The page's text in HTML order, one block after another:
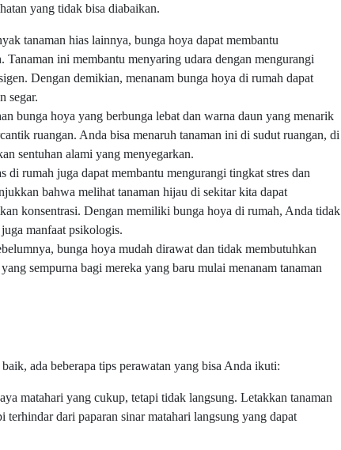
yang tidak bisa diabaikan.
tanaman hias lainnya, bunga hoya dapat membantu
ini membantu menyaring udara dengan mengurangi
Dengan demikian, menanam bunga hoya di rumah dapat
segar.
bunga hoya yang berbunga lebat dan warna daun yang menarik
ruangan. Anda bisa menaruh tanaman ini di sudut ruangan, di
sentuhan alami yang menyegarkan.
di rumah juga dapat membantu mengurangi tingkat stres dan
bahwa melihat tanaman hijau di sekitar kita dapat
konsentrasi. Dengan memiliki bunga hoya di rumah, Anda tidak
manfaat psikologis.
bunga hoya mudah dirawat dan tidak membutuhkan
sempurna bagi mereka yang baru mulai menanam tanaman
ada beberapa tips perawatan yang bisa Anda ikuti:
matahari yang cukup, tetapi tidak langsung. Letakkan tanaman
terhindar dari paparan sinar matahari langsung yang dapat